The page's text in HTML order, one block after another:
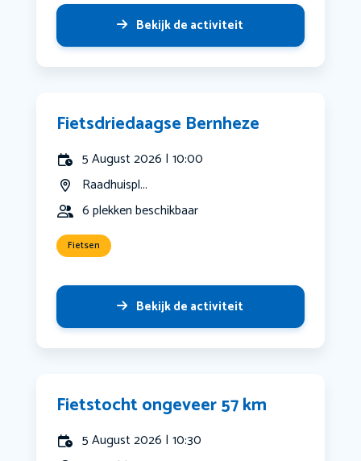
Bekijk de activiteit
Fietsdriedaagse Bernheze
5 August 2026 | 10:00
Raadhuispl...
6 plekken beschikbaar
Fietsen
Bekijk de activiteit
Fietstocht ongeveer 57 km
5 August 2026 | 10:30